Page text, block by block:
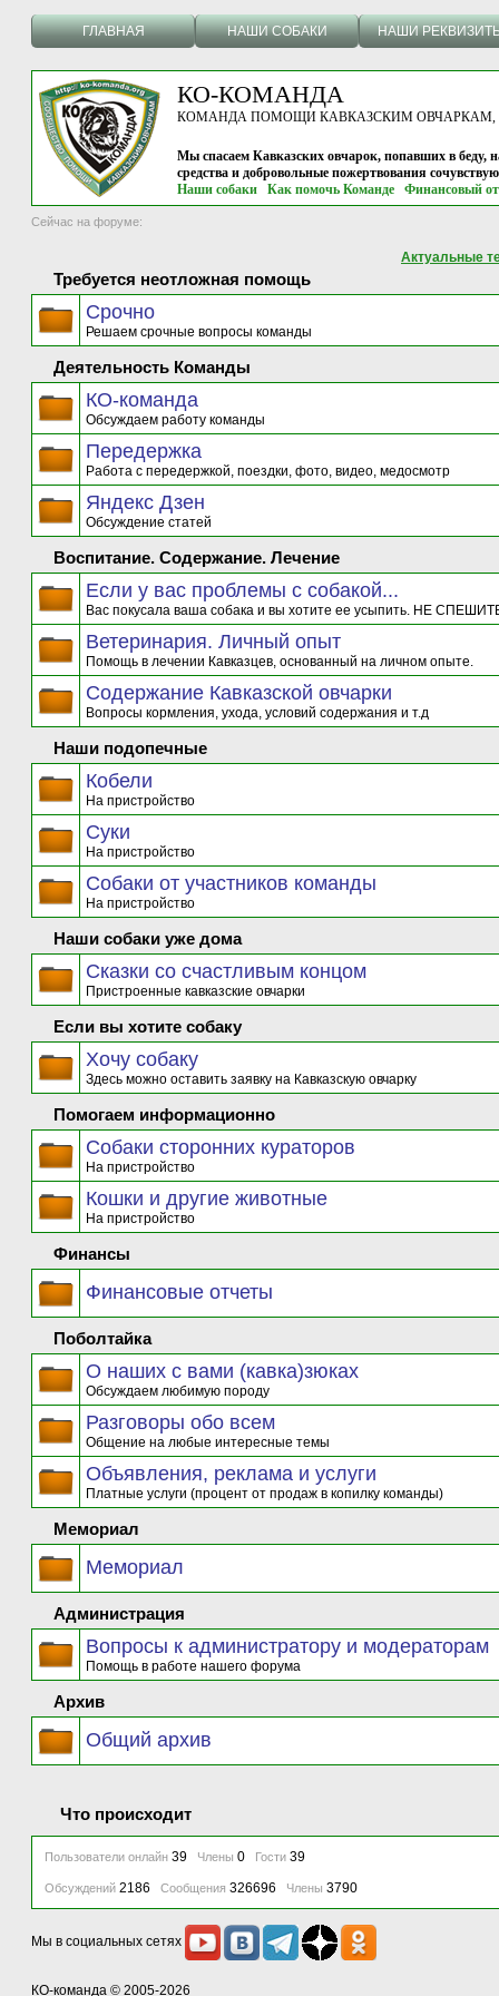
ГЛАВНАЯ НАШИ СОБАКИ НАШИ
КО-КОМАНДА
КОМАНДА ПОМОЩИ КАВКАЗСКИМ ОВЧАРКАМ, г.
Мы спасаем Кавказских овчарок, попавших в беду,
средства и добровольные пожертвования
Наши собаки
Как помочь Команде Финансовый
Сейчас на форуме:
Актуальные
Требуется неотложная помощь
Срочно
Решаем срочные вопросы команды
Деятельность Команды
КО-команда
Обсуждаем работу команды
Передержка
Работа с передержкой, поездки, фото, видео, медосмотр
Яндекс Дзен
Обсуждение статей
Воспитание. Содержание. Лечение
Если у вас проблемы с собакой...
Вас покусала ваша собака и вы хотите ее усыпить. НЕ
Ветеринария. Личный опыт
Помощь в лечении Кавказцев, основанный на личном опыте.
Содержание Кавказской овчарки
Вопросы кормления, ухода, условий содержания и т.д
Наши подопечные
Кобели
На пристройство
Суки
На пристройство
Собаки от участников команды
На пристройство
Наши собаки уже дома
Сказки со счастливым концом
Пристроенные кавказские овчарки
Если вы хотите собаку
Хочу собаку
Здесь можно оставить заявку на Кавказскую овчарку
Помогаем информационно
Собаки сторонних кураторов
На пристройство
Кошки и другие животные
На пристройство
Финансы
Финансовые отчеты
Поболтайка
О наших с вами (кавка)зюках
Обсуждаем любимую породу
Разговоры обо всем
Общение на любые интересные темы
Объявления, реклама и услуги
Платные услуги (процент от продаж в копилку команды)
Мемориал
Мемориал
Администрация
Вопросы к администратору и модераторам
Помощь в работе нашего форума
Архив
Общий архив
Что происходит
Пользователи онлайн 39 Члены 0 Гости 39
Обсуждений 2186 Сообщения 326696 Члены 3790
Мы в социальных сетях
КО-команда © 2005-2026